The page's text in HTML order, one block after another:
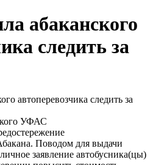
абаканского
следить за
УФАС
Поводом для выдачи
заявление автобусника(цы)